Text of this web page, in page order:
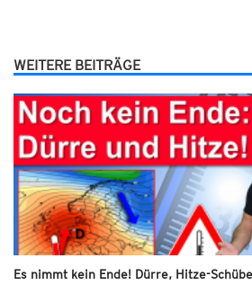
WEITERE BEITRÄGE
Es nimmt kein Ende! Dürre, Hitze-